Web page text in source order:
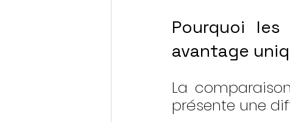
Pourquoi
avantage
La
présente une